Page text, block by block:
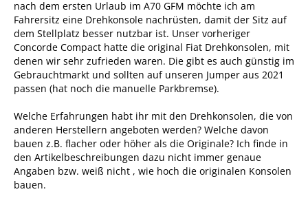
nach dem ersten Urlaub im A70 GFM möchte ich am
Fahrersitz eine Drehkonsole nachrüsten, damit der Sitz auf
dem Stellplatz besser nutzbar ist. Unser vorheriger
Concorde Compact hatte die original Fiat Drehkonsolen, mit
denen wir sehr zufrieden waren. Die gibt es auch günstig im
Gebrauchtmarkt und sollten auf unseren Jumper aus 2021
passen (hat noch die manuelle Parkbremse).
Welche Erfahrungen habt ihr mit den Drehkonsolen, die von
anderen Herstellern angeboten werden? Welche davon
bauen z.B. flacher oder höher als die Originale? Ich finde in
den Artikelbeschreibungen dazu nicht immer genaue
Angaben bzw. weiß nicht , wie hoch die originalen Konsolen
bauen.